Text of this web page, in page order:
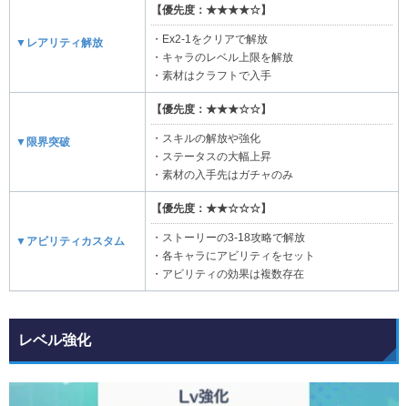
▼レアリティ解放
【優先度：★★★★☆】
・Ex2-1をクリアで解放
・キャラのレベル上限を解放
・素材はクラフトで入手
▼限界突破
【優先度：★★★☆☆】
・スキルの解放や強化
・ステータスの大幅上昇
・素材の入手先はガチャのみ
▼アビリティカスタム
【優先度：★★☆☆☆】
・ストーリーの3-18攻略で解放
・各キャラにアビリティをセット
・アビリティの効果は複数存在
レベル強化